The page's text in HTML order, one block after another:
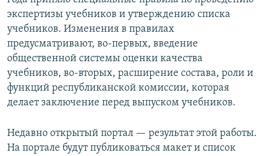
экспертизы учебников и утверждению списка
учебников. Изменения в правилах
предусматривают, во-первых, введение
общественной системы оценки качества
учебников, во-вторых, расширение состава, роли и
функций республиканской комиссии, которая
делает заключение перед выпуском учебников.
Недавно открытый портал — результат этой работы.
На портале будут публиковаться макет и список